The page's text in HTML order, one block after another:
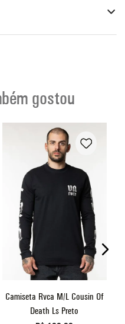
gostou
Camiseta Rvca M/L Cousin Of
Death Ls Preto